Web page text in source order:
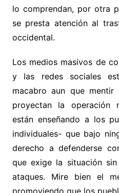
lo comprendan, por otra
se presta atención al
occidental.
Los medios masivos de
y las redes sociales
macabro aun que
proyectan la operación
están enseñando a los
individuales- que bajo
derecho a defenderse
que exige la situación
ataques. Mire bien el
promoviendo que los